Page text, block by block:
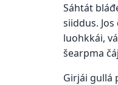
Sáhtát
siiddus.
luohkkái,
šearpma
Girjái gullá